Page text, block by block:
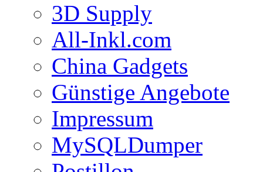
3D Supply
All-Inkl.com
China Gadgets
Günstige Angebote
Impressum
MySQLDumper